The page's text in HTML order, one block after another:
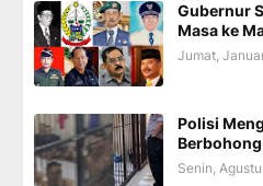
Gubernur
Masa ke
Jumat,
Polisi
Berbohong
Senin,